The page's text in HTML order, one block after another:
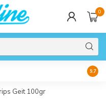
0
9.7
Geit 100gr